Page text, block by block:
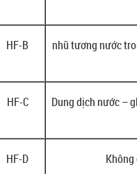
HF-B nhũ tương nước
HF-C Dung dịch nước –
HF-D